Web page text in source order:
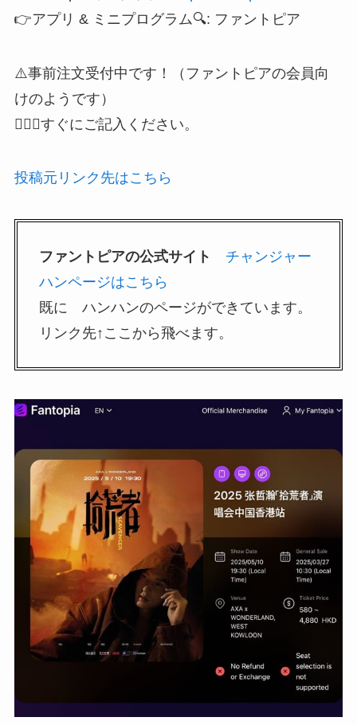
👉アプリ & ミニプログラム🔍: ファントピア
⚠️事前注文受付中です！（ファントピアの会員向
けのようです）
🙋🏻‍♀️すぐにご記入ください。
投稿元リンク先はこちら
ファントピアの公式サイト
チャンジャー
ハンページはこちら
既に ハンハンのページができています。
リンク先↑ここから飛べます。